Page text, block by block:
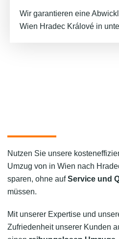
Wir garantieren eine
Wien Hradec Králové in
Nutzen Sie unsere
Umzug von in Wien nach
sparen, ohne aufService und
müssen.
Mit unserer Expertise und
Zufriedenheit unserer Kunden